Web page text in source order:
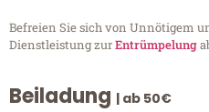
Befreien Sie sich von Unnötigem
Dienstleistung zurEntrümpelung
Beiladung | ab 50€